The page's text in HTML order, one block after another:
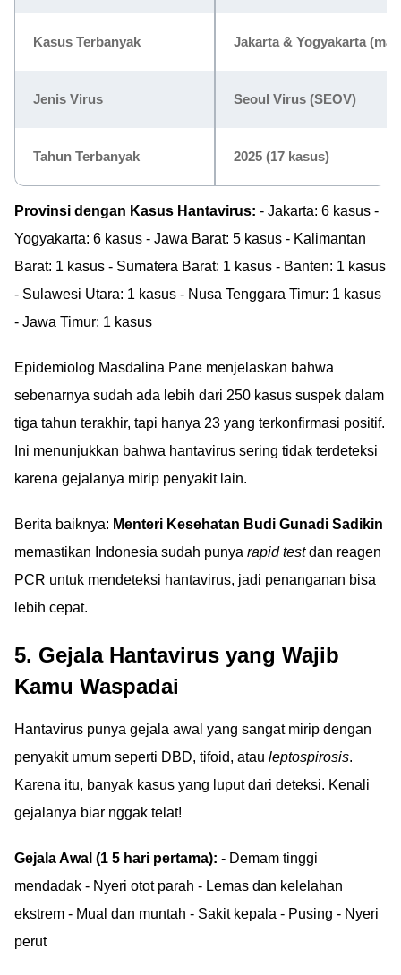
Kasus Terbanyak Jakarta & Yogyakarta
Jenis Virus Seoul Virus (SEOV)
Tahun Terbanyak 2025 (17 kasus)
Provinsi dengan Kasus Hantavirus: - Jakarta: 6 kasus -
Yogyakarta: 6 kasus - Jawa Barat: 5 kasus - Kalimantan
Barat: 1 kasus - Sumatera Barat: 1 kasus - Banten: 1 kasus
- Sulawesi Utara: 1 kasus - Nusa Tenggara Timur: 1 kasus
- Jawa Timur: 1 kasus
Epidemiolog Masdalina Pane menjelaskan bahwa
sebenarnya sudah ada lebih dari 250 kasus suspek dalam
tiga tahun terakhir, tapi hanya 23 yang terkonfirmasi positif.
Ini menunjukkan bahwa hantavirus sering tidak terdeteksi
karena gejalanya mirip penyakit lain.
Berita baiknya: Menteri Kesehatan Budi Gunadi Sadikin
memastikan Indonesia sudah punya rapid testdan reagen
PCR untuk mendeteksi hantavirus, jadi penanganan bisa
lebih cepat.
5. Gejala Hantavirus yang Wajib
Kamu Waspadai
Hantavirus punya gejala awal yang sangat mirip dengan
penyakit umum seperti DBD, tifoid, atau leptospirosis.
Karena itu, banyak kasus yang luput dari deteksi. Kenali
gejalanya biar nggak telat!
Gejala Awal (1 5 hari pertama): - Demam tinggi
mendadak - Nyeri otot parah - Lemas dan kelelahan
ekstrem - Mual dan muntah - Sakit kepala - Pusing - Nyeri
perut